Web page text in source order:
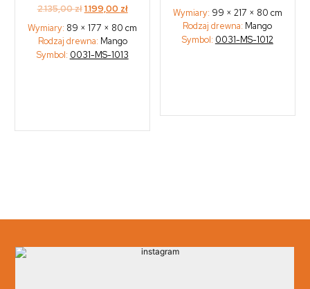
2.135,00złOriginal
price
was:
2.135,00 zł.
1.199,00 złCurrent
is:
1.199,00 zł.
Wymiary: 89 × 177 × 80 cm
Rodzaj drewna: Mango
Symbol: 0031-MS-1013
Wymiary: 99 × 217 × 80 cm
Rodzaj drewna: Mango
Symbol: 0031-MS-1012